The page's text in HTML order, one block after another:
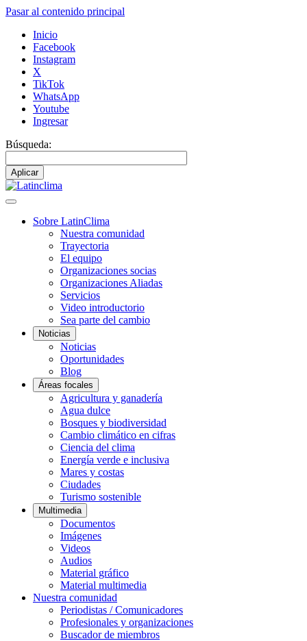
Pasar al contenido principal
Inicio
Facebook
Instagram
X
TikTok
WhatsApp
Youtube
Ingresar
Búsqueda:
Navegación
Sobre LatinClima
Nuestra comunidad
Trayectoria
El equipo
Organizaciones socias
Organizaciones Aliadas
Servicios
Video introductorio
Sea parte del cambio
Noticias
Noticias
Oportunidades
Blog
Áreas focales
Agricultura y ganadería
Agua dulce
Bosques y biodiversidad
Cambio climático en cifras
Ciencia del clima
Energía verde e inclusiva
Mares y costas
Ciudades
Turismo sostenible
Multimedia
Documentos
Imágenes
Videos
Audios
Material gráfico
Material multimedia
Nuestra comunidad
Periodistas / Comunicadores
Profesionales y organizaciones
Buscador de miembros